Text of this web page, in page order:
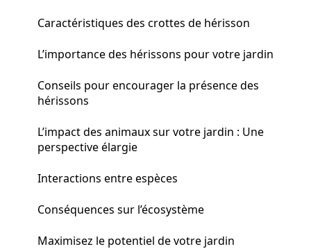
Caractéristiques des crottes de hérisson
L’importance des hérissons pour votre jardin
Conseils pour encourager la présence des
hérissons
L’impact des animaux sur votre jardin : Une
perspective élargie
Interactions entre espèces
Conséquences sur l’écosystème
Maximisez le potentiel de votre jardin